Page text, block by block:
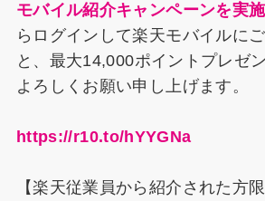
モバイル紹介キャンペーンを実施
らログインして楽天モバイルに
と、最大14,000ポイントプレゼ
よろしくお願い申し上げます。
https://r10.to/hYYGNa
【楽天従業員から紹介された方